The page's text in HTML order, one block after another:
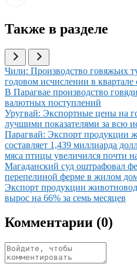
Также в разделе
Иллюстрация новости
Чили: Производство говяжьих
годовом исчислении в
Иллюстрация новости
В Парагвае производство
валютных поступлений
Иллюстрация новости
Уругвай: Экспортные цены на
лучшими показателями за всю
Иллюстрация новости
Парагвай: Экспорт продукции
составляет 1,439 миллиарда
мяса птицы увеличился почти
Иллюстрация новости
Магаданский суд оштрафовал
перепелиной ферме в жилом
Иллюстрация новости
Экспорт продукции
вырос на 66% за семь месяцев
Комментарии (0)